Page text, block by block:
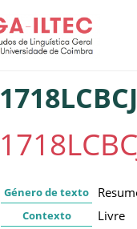
Género de texto
Contexto Livre